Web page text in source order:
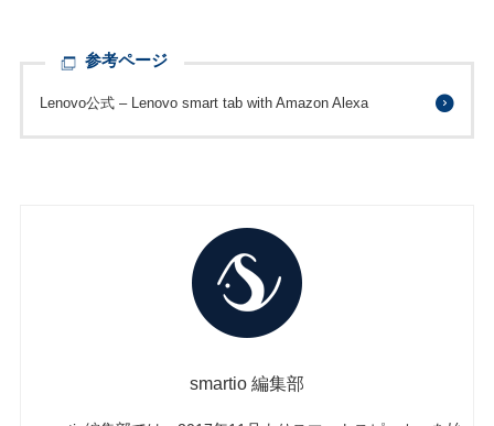
参考ページ
Lenovo公式 – Lenovo smart tab with Amazon Alexa
smartio 編集部